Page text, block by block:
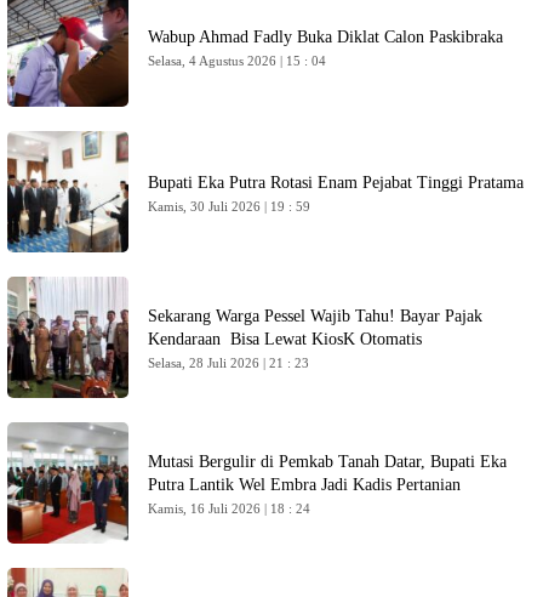
Wabup Ahmad Fadly Buka Diklat Calon Paskibraka
Selasa, 4 Agustus 2026 | 15 : 04
Bupati Eka Putra Rotasi Enam Pejabat Tinggi Pratama
Kamis, 30 Juli 2026 | 19 : 59
Sekarang Warga Pessel Wajib Tahu! Bayar Pajak
Kendaraan Bisa Lewat KiosK Otomatis
Selasa, 28 Juli 2026 | 21 : 23
Mutasi Bergulir di Pemkab Tanah Datar, Bupati Eka
Putra Lantik Wel Embra Jadi Kadis Pertanian
Kamis, 16 Juli 2026 | 18 : 24